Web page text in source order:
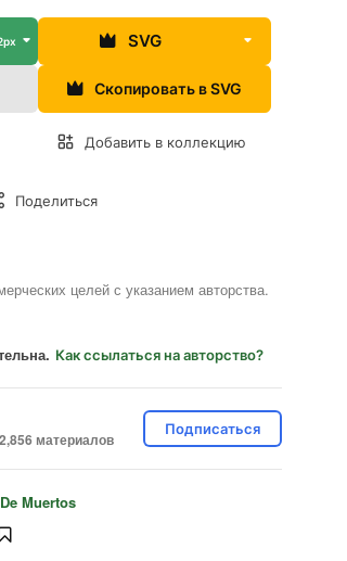
SVG
Скопировать в SVG
Добавить в коллекцию
Поделиться
целей с указанием авторства.
Как ссылаться на авторство?
материалов
Подписаться
Muertos